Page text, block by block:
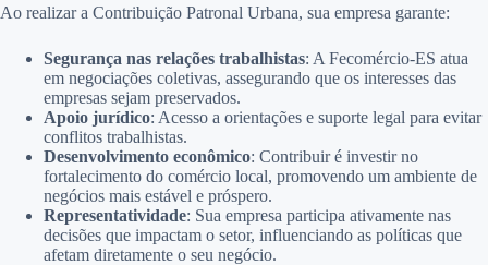
Ao realizar a Contribuição Patronal Urbana, sua empresa garante:
Segurança nas relações trabalhistas: A Fecomércio-ES atua
em negociações coletivas, assegurando que os interesses das
empresas sejam preservados.
Apoio jurídico: Acesso a orientações e suporte legal para evitar
conflitos trabalhistas.
Desenvolvimento econômico: Contribuir é investir no
fortalecimento do comércio local, promovendo um ambiente de
negócios mais estável e próspero.
Representatividade: Sua empresa participa ativamente nas
decisões que impactam o setor, influenciando as políticas que
afetam diretamente o seu negócio.